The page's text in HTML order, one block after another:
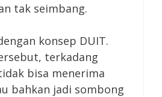
tak seimbang.
konsep DUIT.
terkadang
bisa menerima
bahkan jadi sombong